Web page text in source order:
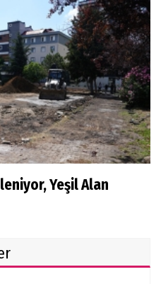
Yeşil Alan